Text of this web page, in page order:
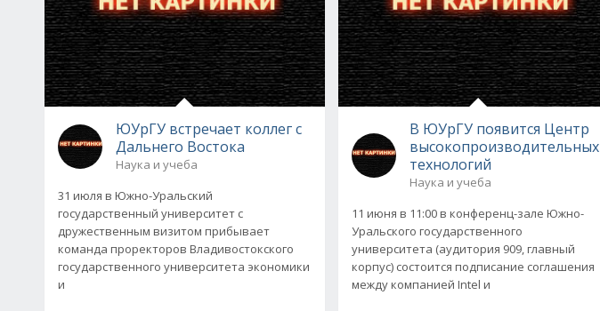
ЮУрГУ встречает коллег с
Дальнего Востока
Наука и учеба
31 июля в Южно-Уральский
государственный университет с
дружественным визитом прибывает
команда проректоров Владивостокского
государственного университета экономики
и
В ЮУрГУ появится Центр
высокопроизводительных
технологий
Наука и учеба
11 июня в 11:00 в конференц-зале Южно-
Уральского государственного
университета (аудитория 909, главный
корпус) состоится подписание соглашения
между компанией Intel и